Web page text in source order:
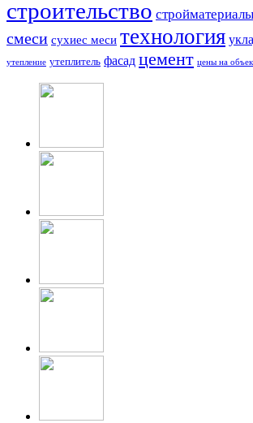
строительство стройматериалы
смеси сухиес меси технология
утепление утеплитель фасад цемент цены на